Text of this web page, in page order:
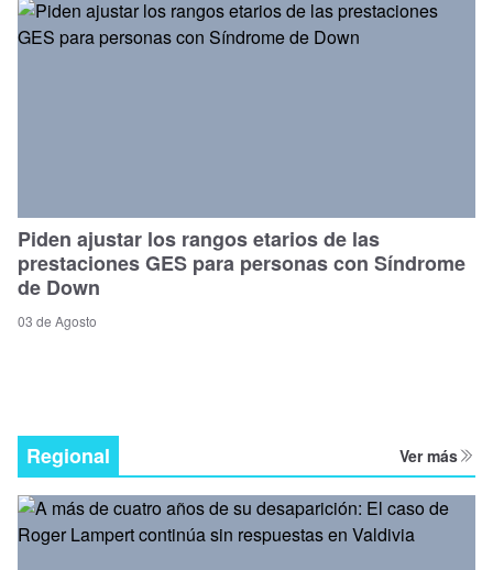
Piden ajustar los rangos etarios de las
prestaciones GES para personas con Síndrome
de Down
03 de Agosto
Regional Ver más